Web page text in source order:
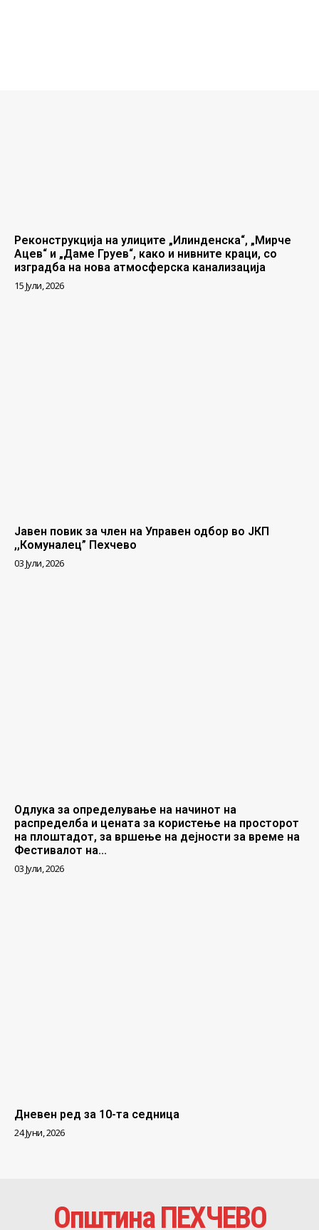
Реконструкција на улиците „Илинденска“, „Мирче
Ацев“ и „Даме Груев“, како и нивните краци, со
изградба на нова атмосферска канализација
15 Јули, 2026
Јавен повик за член на Управен одбор во ЈКП
,,Комуналец” Пехчево
03 Јули, 2026
Одлука за определување на начинот на
распределба и цената за користење на просторот
на плоштадот, за вршење на дејности за време на
Фестивалот на...
03 Јули, 2026
Дневен ред за 10-та седница
24 Јуни, 2026
Општина ПЕХЧЕВО